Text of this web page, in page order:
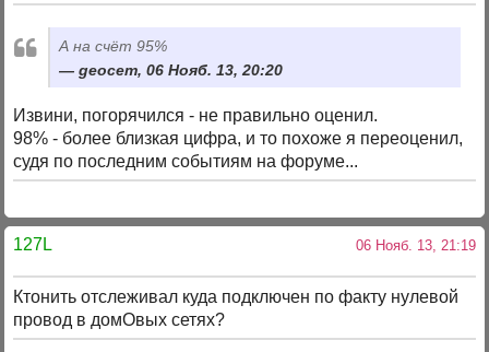
А на счёт 95%
geocem, 06 Нояб. 13, 20:20
Извини, погорячился - не правильно оценил.
98% - более близкая цифра, и то похоже я переоценил,
судя по последним событиям на форуме...
127L 06 Нояб. 13, 21:19
Ктонить отслеживал куда подключен по факту нулевой
провод в домОвых сетях?